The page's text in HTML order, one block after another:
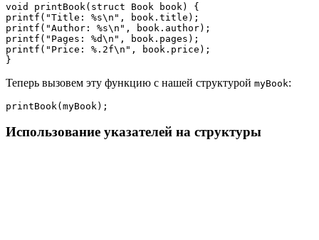
void printBook(struct Book book) {
printf("Title: %s\n", book.title);
printf("Author: %s\n", book.author);
printf("Pages: %d\n", book.pages);
printf("Price: %.2f\n", book.price);
}
Теперь вызовем эту функцию с нашей структурой myBook:
printBook(myBook);
Использование указателей на структуры